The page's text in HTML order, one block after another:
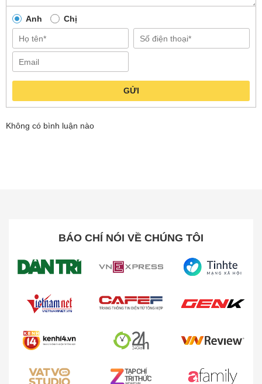
cách nhanh chóng, hiệu quả.
Anh Chị
GỬI
Không có bình luận nào
BÁO CHÍ NÓI VỀ CHÚNG TÔI